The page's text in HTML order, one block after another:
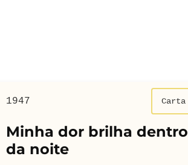
1947 Carta
Minha dor brilha dentro
da noite